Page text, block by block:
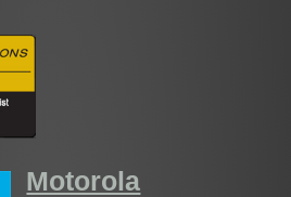
Motorola